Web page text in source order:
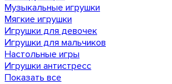
Музыкальные игрушки
Мягкие игрушки
Игрушки для девочек
Игрушки для мальчиков
Настольные игры
Игрушки антистресс
Показать все